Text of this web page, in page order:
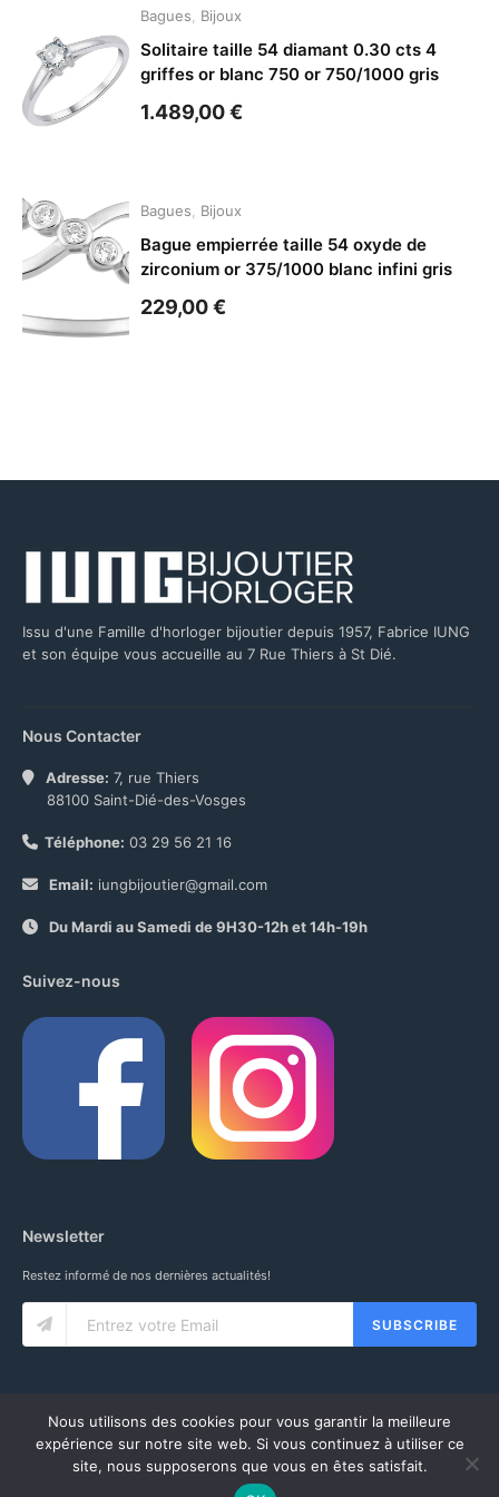
Bagues Bijoux
Solitaire taille 54 diamant 0.30 cts 4
griffes or blanc 750 or 750/1000 gris
1.489,00€
Bagues Bijoux
Bague empierrée taille 54 oxyde de
zirconium or 375/1000 blanc infini gris
229,00€
Issu d'une Famille d'horloger bijoutier depuis 1957, Fabrice IUNG
et son équipe vous accueille au 7 Rue Thiers à St Dié.
Nous Contacter
Adresse: 7, rue Thiers
88100 Saint-Dié-des-Vosges
Téléphone: 03 29 56 21 16
Email: iungbijoutier@gmail.com
Du Mardi au Samedi de 9H30-12h et 14h-19h
Suivez-nous
Newsletter
Restez informé de nos dernières actualités!
SUBSCRIBE
© 2020 IUNG SARL. ALL RIGHTS RESERVED.CGV -MENTIONS LÉGALES-
MON COMPTE
Nous utilisons des cookies pour vous garantir la meilleure
expérience sur notre site web. Si vous continuez à utiliser ce
site, nous supposerons que vous en êtes satisfait.